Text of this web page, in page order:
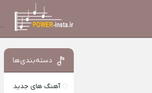
دسته‌بندی‌ها
آهنگ های جدید